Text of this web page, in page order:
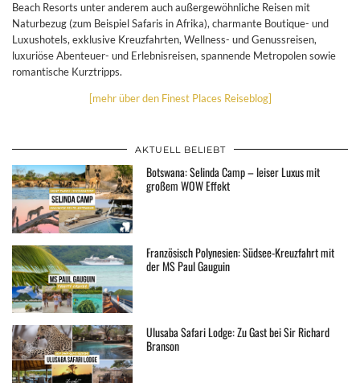
Beach Resorts unter anderem auch außergewöhnliche Reisen mit
Naturbezug (zum Beispiel Safaris in Afrika), charmante Boutique- und
Luxushotels, exklusive Kreuzfahrten, Wellness- und Genussreisen,
luxuriöse Abenteuer- und Erlebnisreisen, spannende Metropolen sowie
romantische Kurztripps.
[mehr über den Finest Places Reiseblog]
AKTUELL BELIEBT
Botswana: Selinda Camp – leiser Luxus mit
großem WOW Effekt
Französisch Polynesien: Südsee-Kreuzfahrt mit
der MS Paul Gauguin
Ulusaba Safari Lodge: Zu Gast bei Sir Richard
Branson